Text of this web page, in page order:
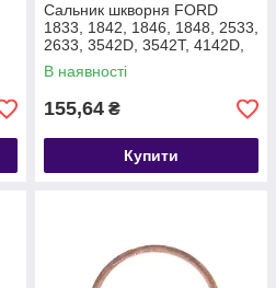
Сальник шкворня FORD
1833, 1842, 1846, 1848, 2533,
2633, 3542D, 3542T, 4142D,
F-MAX T201104 DC463178AB
В наявності
155,64 ₴
Купити